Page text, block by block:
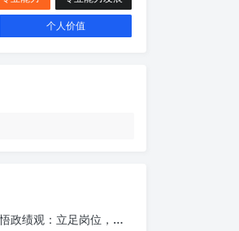
个人价值
深学细悟政绩观：立足岗位，争做新时代的实干先锋